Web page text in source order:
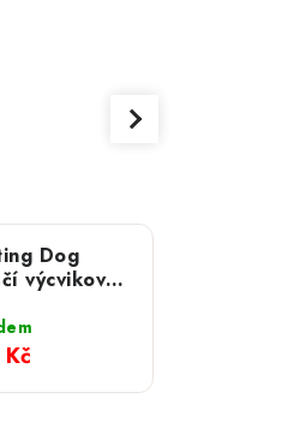
Dog
výcvikové